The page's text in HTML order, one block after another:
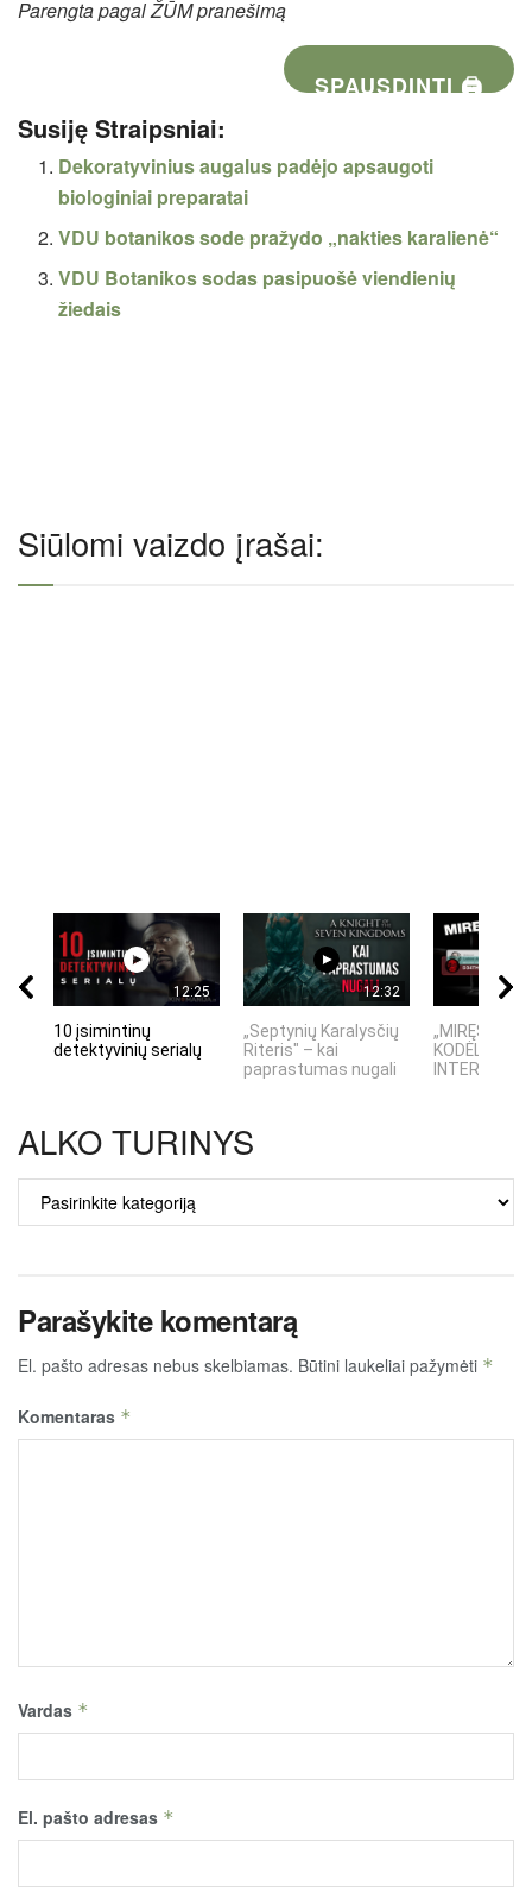
Parengta pagal ŽŪM pranešimą
SPAUSDINTI 🖨
Susiję Straipsniai:
Dekoratyvinius augalus padėjo apsaugoti
biologiniai preparatai
VDU botanikos sode pražydo „nakties karalienė“
VDU Botanikos sodas pasipuošė viendienių
žiedais
Siūlomi vaizdo įrašai:
12:25
10 įsimintinų
detektyvinių serialų
12:32
„Septynių Karalysčių
Riteris" – kai
paprastumas nugali
„MIRĘS
KODĖL
INTERNETO
ALKO TURINYS
ALKO
TURINYS
Parašykite komentarą
El. pašto adresas nebus skelbiamas. Būtini laukeliai pažymėti *
Komentaras *
Vardas *
El. pašto adresas *